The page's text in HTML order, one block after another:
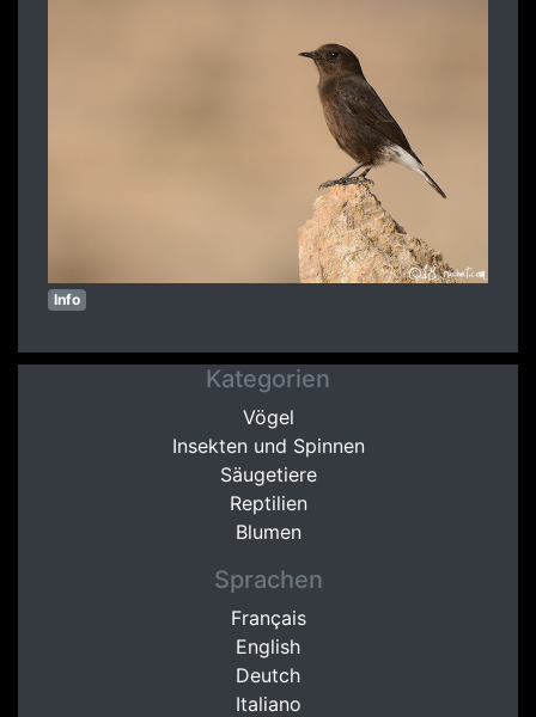
Info
Kategorien
Vögel
Insekten und Spinnen
Säugetiere
Reptilien
Blumen
Sprachen
Français
English
Deutch
Italiano